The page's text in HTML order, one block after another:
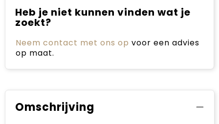
Heb je niet kunnen vinden wat je
zoekt?
Neem contact met ons op voor een advies
op maat.
Omschrijving